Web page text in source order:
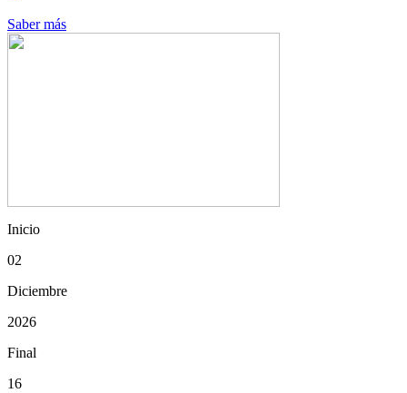
Saber más
Inicio
02
Diciembre
2026
Final
16